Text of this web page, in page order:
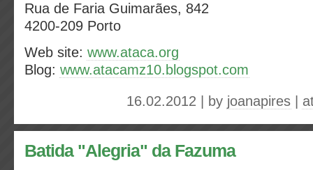
Rua de Faria Guimarães, 842
4200-209 Porto
Web site: www.ataca.org
Blog: www.atacamz10.blogspot.com
16.02.2012 | by joanapires
Batida "Alegria" da Fazuma